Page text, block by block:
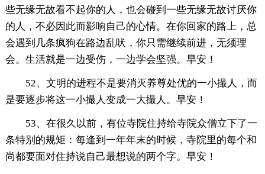
些无缘无故看不起你的人，也会碰到一些无缘无故讨厌你
的人，不必因此而影响自己的心情。在你回家的路上，总
会遇到几条疯狗在路边乱吠，你只需继续前进，无须理
会。生活就是一边受伤，一边学会坚强。早安！
52、文明的进程不是要消灭养尊处优的一小撮人，而
是要逐步将这一小撮人变成一大撮人。早安！
53、在很久以前，有位寺院住持给寺院众僧立下了一
条特别的规矩：每逢到一年年末的时候，寺院里的每个和
尚都要面对住持说自己最想说的两个字。早安！